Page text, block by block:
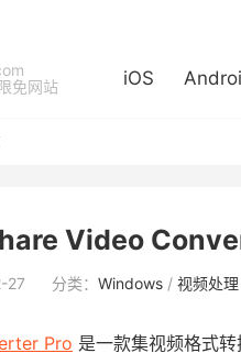
免网站
iOS
Video
27 分类： Windows/ 视频处理
Pro 是一款集视频格式